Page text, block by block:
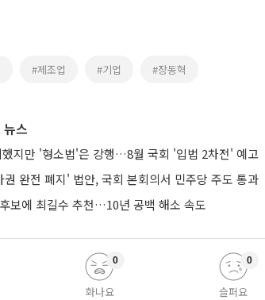
#제조업 #기업 #장동혁
스
지만 '형소법'은 강행…8월 국회 '입법 2차전' 예고
권 완전 폐지' 법안, 국회 본회의서 민주당 주도 통과
보에 최길수 추천…10년 공백 해소 속도
화나요
0
슬퍼요
0